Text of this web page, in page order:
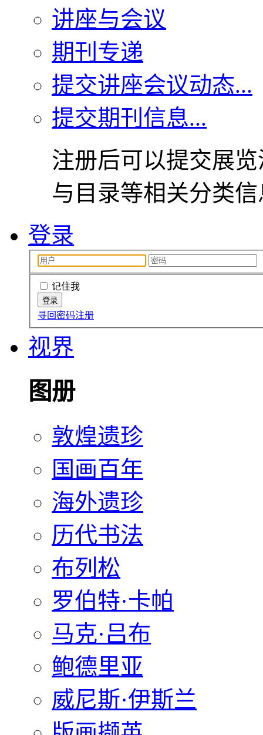
讲座与会议
期刊专递
提交讲座会议动态...
提交期刊信息...
注册后可以提交展
与目录等相关分类
登录
记住我
寻回密码注册
视界
图册
敦煌遗珍
国画百年
海外遗珍
历代书法
布列松
罗伯特·卡帕
马克·吕布
鲍德里亚
威尼斯·伊斯兰